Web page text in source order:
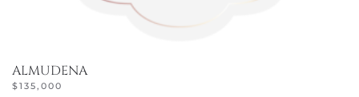
ALMUDENA
$135,000